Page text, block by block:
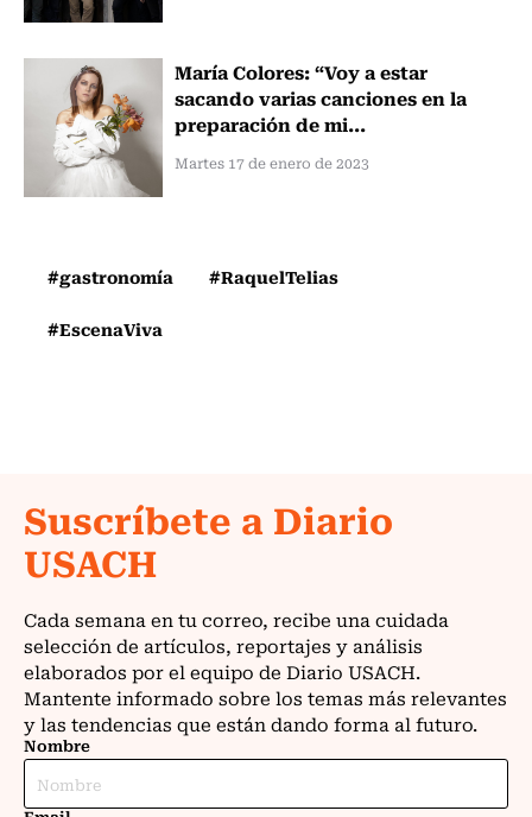
María Colores: “Voy a estar
sacando varias canciones en la
preparación de mi...
Martes 17 de enero de 2023
#gastronomía
#RaquelTelias
#EscenaViva